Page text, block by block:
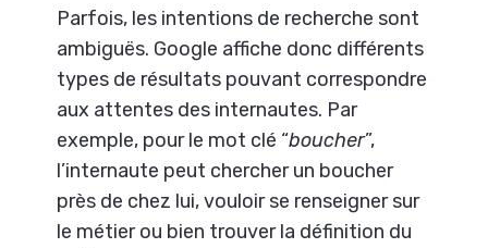
Parfois, les intentions de recherche sont
ambiguës. Google affiche donc différents
types de résultats pouvant correspondre
aux attentes des internautes. Par
exemple, pour le mot clé “boucher”,
l’internaute peut chercher un boucher
près de chez lui, vouloir se renseigner sur
le métier ou bien trouver la définition du